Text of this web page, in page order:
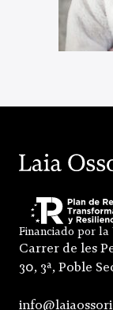
Financiado por
Carrer de les
30, 3ª, Poble